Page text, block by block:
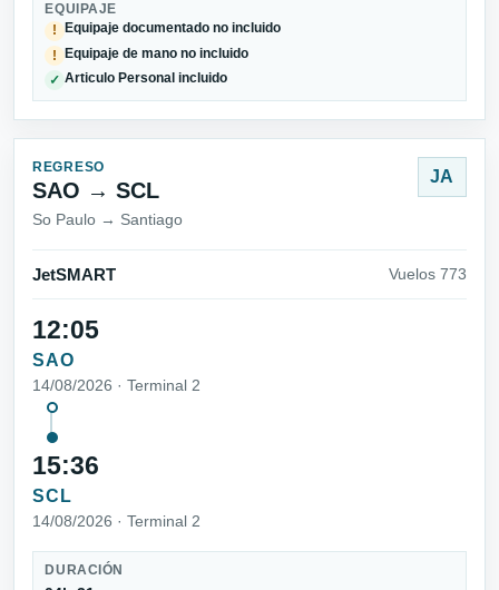
EQUIPAJE
!
Equipaje documentado no incluido
! Equipaje de mano no incluido
✓ Articulo Personal incluido
REGRESO
SAO → SCL
So Paulo → Santiago
JA
JetSMART Vuelos 773
12:05
SAO
14/08/2026 · Terminal 2
15:36
SCL
14/08/2026 · Terminal 2
DURACIÓN